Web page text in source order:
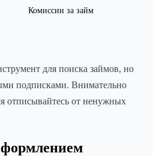
Комиссии за займ
для поиска займов, но
подписками. Внимательно
отписывайтесь от ненужных